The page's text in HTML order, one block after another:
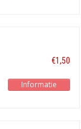
€1,50
Informatie